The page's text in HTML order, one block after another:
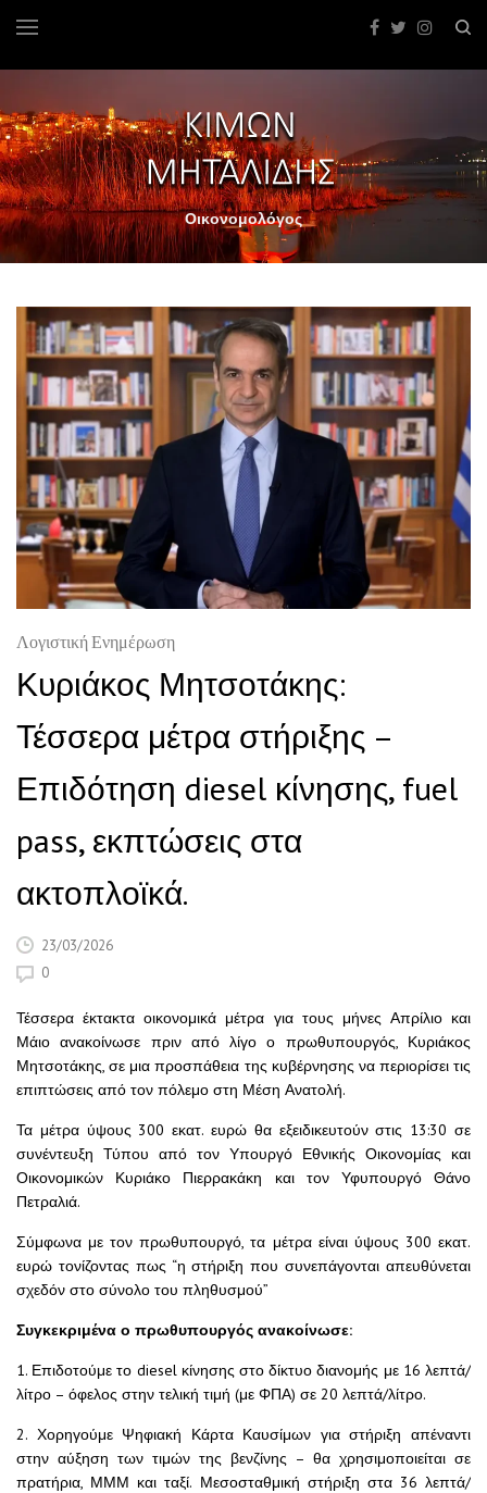
Οικονομολόγος
Λογιστική Ενημέρωση
Κυριάκος Μητσοτάκης:
Τέσσερα μέτρα στήριξης –
Επιδότηση diesel κίνησης, fuel
pass, εκπτώσεις στα
ακτοπλοϊκά.
23/03/2026
0
Τέσσερα έκτακτα οικονομικά μέτρα για τους μήνες Απρίλιο και
Μάιο ανακοίνωσε πριν από λίγο ο πρωθυπουργός, Κυριάκος
Μητσοτάκης, σε μια προσπάθεια της κυβέρνησης να περιορίσει τις
επιπτώσεις από τον πόλεμο στη Μέση Ανατολή.
Τα μέτρα ύψους 300 εκατ. ευρώ θα εξειδικευτούν στις 13:30 σε
συνέντευξη Τύπου από τον Υπουργό Εθνικής Οικονομίας και
Οικονομικών Κυριάκο Πιερρακάκη και τον Υφυπουργό Θάνο
Πετραλιά.
Σύμφωνα με τον πρωθυπουργό, τα μέτρα είναι ύψους 300 εκατ.
ευρώ τονίζοντας πως “η στήριξη που συνεπάγονται απευθύνεται
σχεδόν στο σύνολο του πληθυσμού”
Συγκεκριμένα ο πρωθυπουργός ανακοίνωσε:
1. Επιδοτούμε το diesel κίνησης στο δίκτυο διανομής με 16 λεπτά/
λίτρο – όφελος στην τελική τιμή (με ΦΠΑ) σε 20 λεπτά/λίτρο.
2. Χορηγούμε Ψηφιακή Κάρτα Καυσίμων για στήριξη απέναντι
στην αύξηση των τιμών της βενζίνης – θα χρησιμοποιείται σε
πρατήρια, ΜΜΜ και ταξί. Μεσοσταθμική στήριξη στα 36 λεπτά/